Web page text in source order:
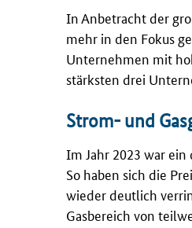
In Anbetracht der
mehr in den Fokus
Unternehmen mit
stärksten drei
Strom- und
Im Jahr 2023 war
So haben sich die
wieder deutlich
Gasbereich von